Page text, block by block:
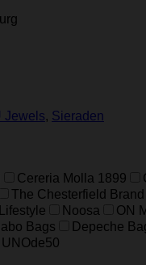
Jewels, Sieraden
Cereria Molla 1899
The Chesterfield Brand
Lifestyle Noosa ON
Bags Depeche
UNOde50